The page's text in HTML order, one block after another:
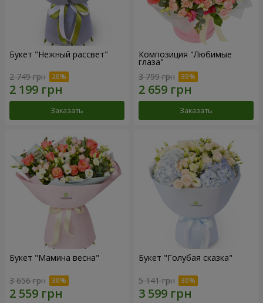
Букет "Нежный рассвет"
2 749 грн
Заказать
Композиция "Любимые
глаза"
3 799 грн
Заказать
Букет "Мамина весна"
3 656 грн
Букет "Голубая сказка"
5 141 грн